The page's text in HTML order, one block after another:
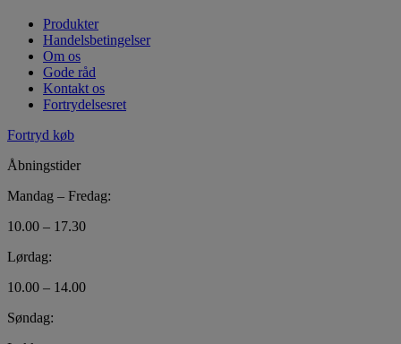
Produkter
Handelsbetingelser
Om os
Gode råd
Kontakt os
Fortrydelsesret
Fortryd køb
Åbningstider
Mandag – Fredag:
10.00 – 17.30
Lørdag:
10.00 – 14.00
Søndag: